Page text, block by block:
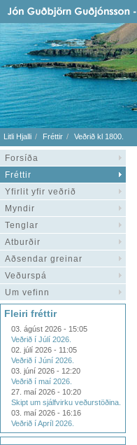
Litli Hjalli Fréttir Veðrið kl 1800.
Forsíða
Fréttir
Yfirlit yfir veðrið
Myndir
Tenglar
Atburðir
Aðsendar greinar
Veðurspá
Um vefinn
Fleiri fréttir
03. ágúst 2026 - 15:05
Veðrið í Júlí 2026.
02. júlí 2026 - 11:05
Veðrið í Júní 2026.
03. júní 2026 - 12:20
Veðrið í maí 2026.
27. maí 2026 - 10:20
Skipt um sjálfvirku veðurstöðina.
03. maí 2026 - 16:16
Veðrið í Apríl 2026.